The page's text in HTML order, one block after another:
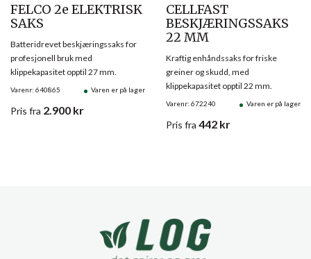
FELCO 2e ELEKTRISK
SAKS
Varenr: 640865 Varen er på lager
Batteridrevet beskjæringssaks for
profesjonell bruk med
klippekapasitet opptil 27 mm.
Pris fra 2.900 kr
CELLFAST
BESKJÆRINGSSAKS
22 MM
Varenr: 672240 Varen er på lager
Kraftig enhåndssaks for friske
greiner og skudd, med
klippekapasitet opptil 22 mm.
Pris fra 442 kr